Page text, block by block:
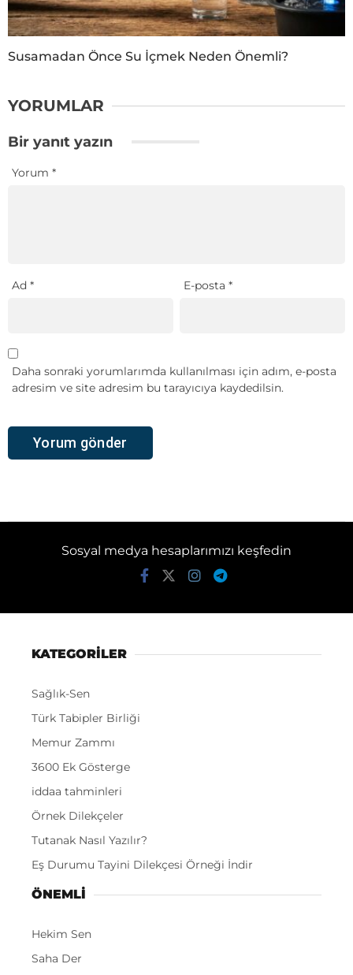
Susamadan Önce Su İçmek Neden Önemli?
YORUMLAR
Bir yanıt yazın
Yorum *
Ad * E-posta*
Daha sonraki yorumlarımda kullanılması için adım, e-posta
adresim ve site adresim bu tarayıcıya kaydedilsin.
Sosyal medya hesaplarımızı keşfedin
KATEGORİLER
Sağlık-Sen
Türk Tabipler Birliği
Memur Zammı
3600 Ek Gösterge
iddaa tahminleri
Örnek Dilekçeler
Tutanak Nasıl Yazılır?
Eş Durumu Tayini Dilekçesi Örneği İndir
ÖNEMLI
Hekim Sen
Saha Der